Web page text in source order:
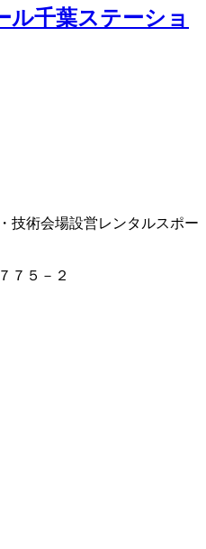
ル千葉ステーショ
技術会場設営レンタルスポー
７５－２